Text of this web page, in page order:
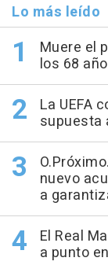
Lo más leído
Muere el
los 68
La UEFA
supuesta
nuevo
a
El Real
a punto